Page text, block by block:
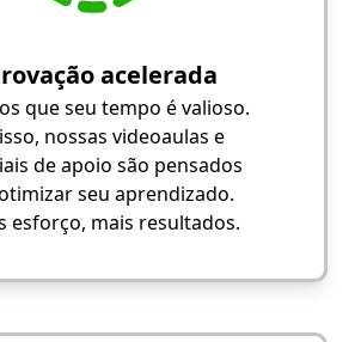
acelerada
que seu tempo é valioso.
nossas videoaulas e
de apoio são pensados
seu aprendizado.
esforço, mais resultados.